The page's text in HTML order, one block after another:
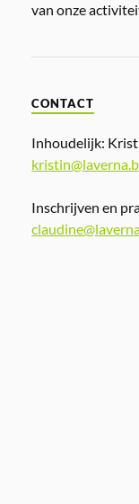
van onze
CONTACT
Inhoudelijk:
Inschrijven en